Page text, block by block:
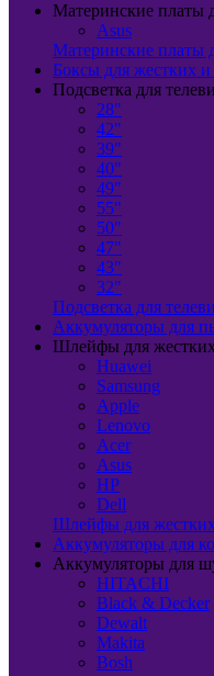
Материнские платы
Asus
Материнские платы
Боксы для жестких и
Подсветка для
28"
42"
39"
40"
49"
55"
50"
47"
43"
32"
Подсветка для
Аккумуляторы для
Шлейфы для
Huawei
Samsung
Apple
Lenovo
Acer
Asus
HP
Dell
Шлейфы для
Аккумуляторы для
Аккумуляторы для
HITACHI
Black & Decker
Dewalt
Makita
Bosh